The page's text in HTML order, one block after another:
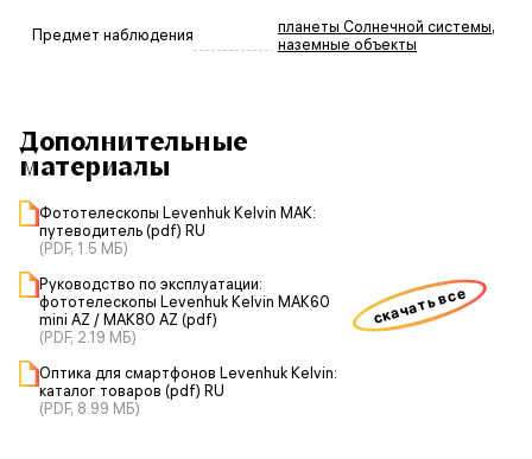
Предмет наблюдения планеты Солнечной системы,
наземные объекты
Дополнительные
материалы
Фототелескопы Levenhuk Kelvin MAK:
путеводитель (pdf) RU
(PDF, 1.5 МБ)
Руководство по эксплуатации:
фототелескопы Levenhuk Kelvin MAK60
mini AZ / MAK80 AZ (pdf)
(PDF, 2.19 МБ)
Оптика для смартфонов Levenhuk Kelvin:
каталог товаров (pdf) RU
(PDF, 8.99 МБ)
скачать все